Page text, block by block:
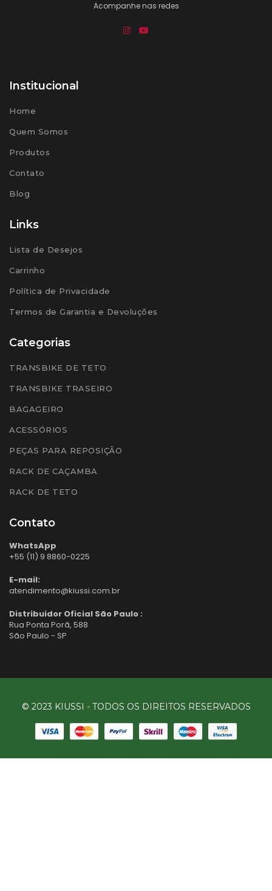
Acompanhe nas redes
Institucional
Home
Quem Somos
Produtos
Contato
Blog
Links
Lista de Desejos
Carrinho
Política de Privacidade
Termos de Garantia e Devoluções
Categorias
TRANSBIKE DE TETO
TRANSBIKE TRASEIRO
BAGAGEIRO
ACESSÓRIOS
PEÇAS PARA REPOSIÇÃO
RACK DE CAÇAMBA
RACK DE TETO
Contato
WhatsApp
+55 (11) 9 8860-0225
E-mail:
atendimento@kiussi.com.br
Distribuidor Oficial São Paulo :
Rua Ponta Porã, 588
São Paulo - SP
© 2023 KIUSSI - TODOS OS DIREITOS RESERVADOS